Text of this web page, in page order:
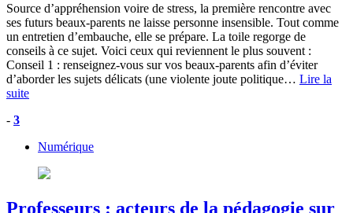
Source d’appréhension voire de stress, la première rencontre avec
ses futurs beaux-parents ne laisse personne insensible. Tout comme
un entretien d’embauche, elle se prépare. La toile regorge de
conseils à ce sujet. Voici ceux qui reviennent le plus souvent :
Conseil 1 : renseignez-vous sur vos beaux-parents afin d’éviter
d’aborder les sujets délicats (une violente joute politique… Lire la
suite
- 3
Numérique
Professeurs : acteurs de la pédagogie sur